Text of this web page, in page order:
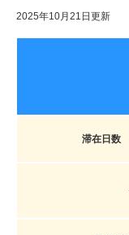
2025年10月21日更新